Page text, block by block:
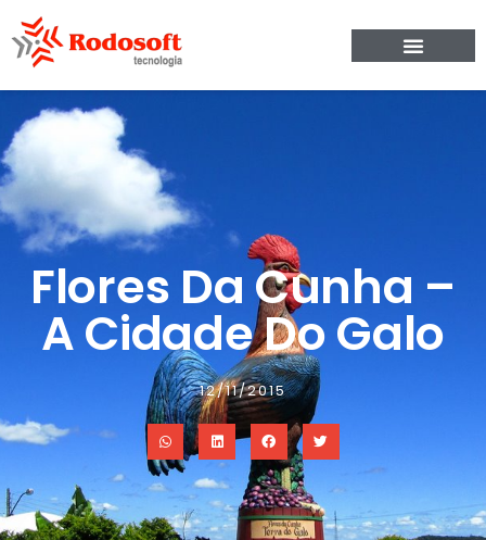
Flores Da Cunha –
A Cidade Do Galo
12/11/2015